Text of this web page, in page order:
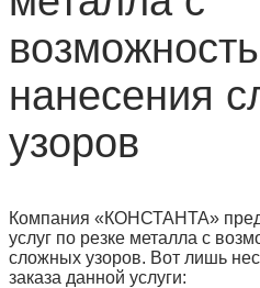
нанесения
узоров
Компания «КОНСТАНТА»
услуг по резке металла с
сложных узоров. Вот лишь
заказа данной услуги: